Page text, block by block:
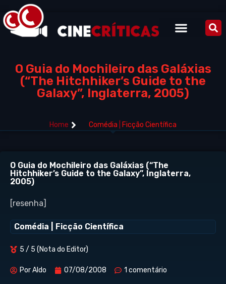
O Guia do Mochileiro das Galáxias
(“The Hitchhiker’s Guide to the
Galaxy”, Inglaterra, 2005)
Home Comédia Ficção Científica
O Guia do Mochileiro das Galáxias (“The
Hitchhiker’s Guide to the Galaxy”, Inglaterra,
2005)
[resenha]
Comédia Ficção Científica
5 / 5 (Nota do Editor)
PorAldo 07/08/2008 1 comentário